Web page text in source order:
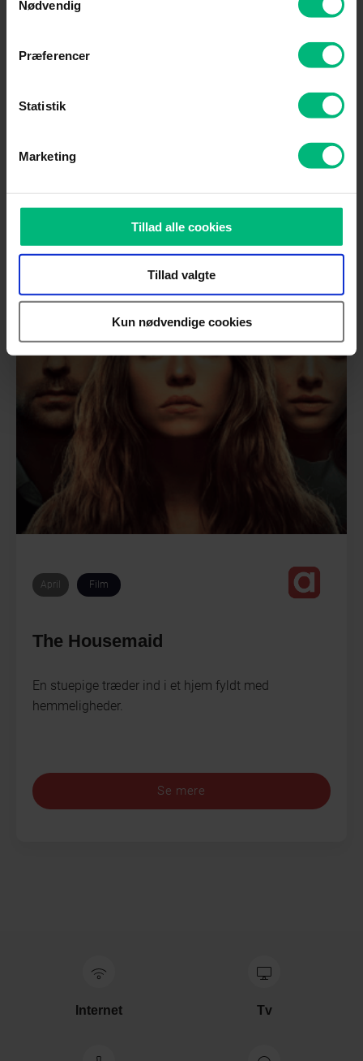
Nødvendig
Præferencer
Statistik
Marketing
Tillad alle cookies
Tillad valgte
Kun nødvendige cookies
April Film
The Housemaid
En stuepige træder ind i et hjem fyldt med
hemmeligheder.
Se mere
Internet Tv